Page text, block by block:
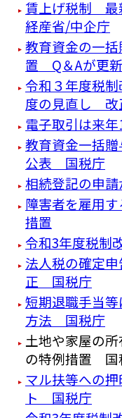
賃上げ税制 最
経産省/中企庁
教育資金の一
置 Q＆Aが更
令和３年度税
度の見直し
電子取引は来
教育資金一括
公表 国税庁
相続登記の申
障害者を雇用
措置
令和3年度税制
法人税の確定
正 国税庁
短期退職手当
方法 国税庁
土地や家屋の
の特例措置 国
マル扶等への
ト 国税庁